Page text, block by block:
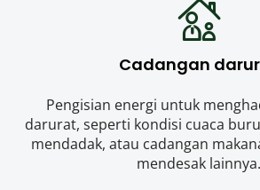
Cadangan
Pengisian energi untuk
darurat, seperti kondisi cuaca
mendadak, atau cadangan
mendesak lainnya.